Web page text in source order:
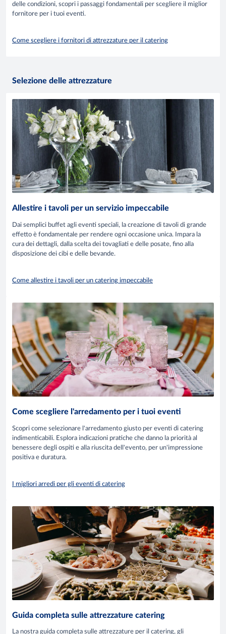
delle condizioni, scopri i passaggi fondamentali per scegliere il miglior
fornitore per i tuoi eventi.
Come scegliere i fornitori di attrezzature per il catering
Selezione delle attrezzature
Allestire i tavoli per un servizio impeccabile
Dai semplici buffet agli eventi speciali, la creazione di tavoli di grande
effetto è fondamentale per rendere ogni occasione unica. Impara la
cura dei dettagli, dalla scelta dei tovagliati e delle posate, fino alla
disposizione dei cibi e delle bevande.
Come allestire i tavoli per un catering impeccabile
Come scegliere l'arredamento per i tuoi eventi
Scopri come selezionare l'arredamento giusto per eventi di catering
indimenticabili. Esplora indicazioni pratiche che danno la priorità al
benessere degli ospiti e alla riuscita dell'evento, per un'impressione
positiva e duratura.
I migliori arredi per gli eventi di catering
Guida completa sulle attrezzature catering
La nostra guida completa sulle attrezzature per il catering, gli